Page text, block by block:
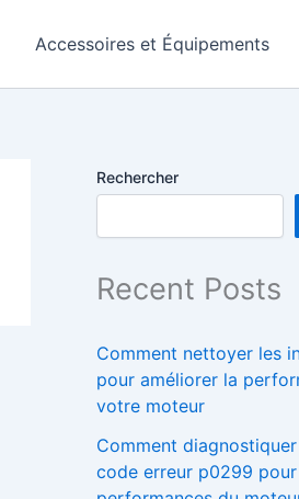
Accessoires et Équipements
Rechercher
Recent Posts
Comment nettoyer les
pour améliorer la
votre moteur
Comment
code erreur p0299